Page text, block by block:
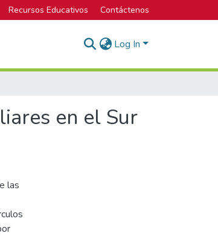
Recursos Educativos Contáctenos
Log In
en el Sur
las